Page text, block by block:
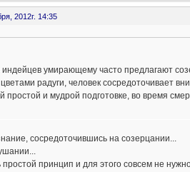
2012г. 14:35
индейцев умирающему часто предлагают
радуги, человек сосредоточивает
простой и мудрой подготовке, во время
сосредоточившись на созерцании...
принцип и для этого совсем не